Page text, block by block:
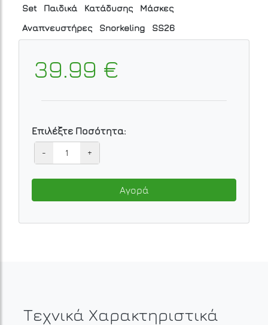
Set Παιδικά Κατάδυσης
Μάσκες
Αναπνευστήρες
Snorkeling SS26
39.99 €
Επιλέξτε Ποσότητα:
- +
Αγορά
Τεχνικά Χαρακτηριστικά